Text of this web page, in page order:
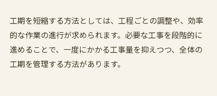
工期を短縮する方法としては、工程ごとの調整や、効率
的な作業の進行が求められます。必要な工事を段階的に
進めることで、一度にかかる工事量を抑えつつ、全体の
工期を管理する方法があります。